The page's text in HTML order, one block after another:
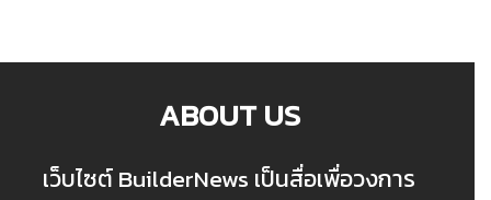
ABOUT US
เว็บไซต์ BuilderNews เป็นสื่อเพื่อวงการ